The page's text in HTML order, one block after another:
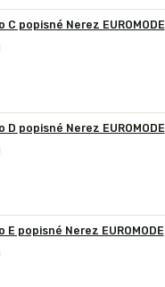
C popisné Nerez EUROMODE
D popisné Nerez EUROMODE
E popisné Nerez EUROMODE